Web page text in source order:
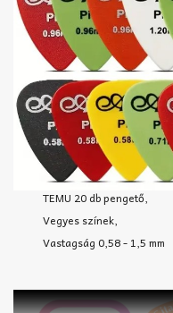
TEMU 20 db pengető,
Vegyes színek,
Vastagság 0,58 - 1,5 mm